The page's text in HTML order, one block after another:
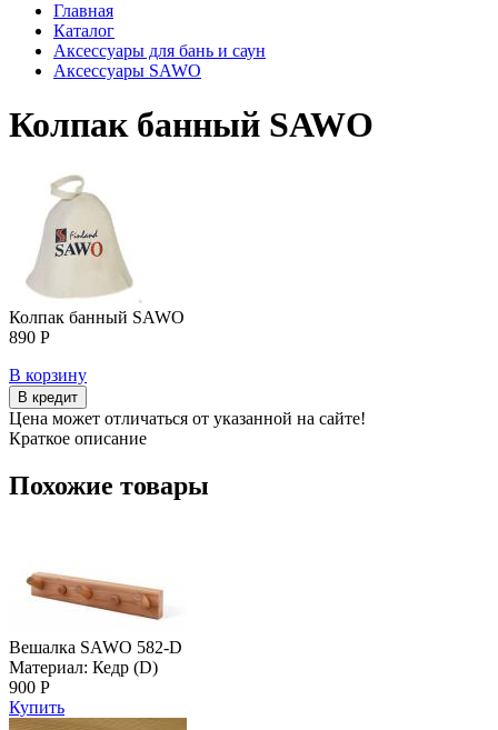
Главная
Каталог
Аксессуары для бань и саун
Аксессуары SAWO
Колпак банный SAWO
Колпак банный SAWO
890 Р
В корзину
В кредит
Цена может отличаться от указанной на сайте!
Краткое описание
Похожие товары
Вешалка SAWO 582-D
Материал: Кедр (D)
900 Р
Купить